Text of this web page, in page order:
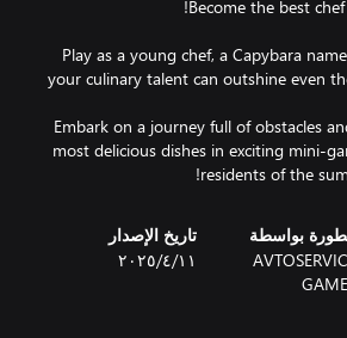
Play as a young chef, a Capybara
your culinary talent can outshine even
Embark on a journey full of obstacles
most delicious dishes in exciting mini-
residents of the
بواسطة تاريخ الإصدار
١١‏/٤‏/٢٠٢٥